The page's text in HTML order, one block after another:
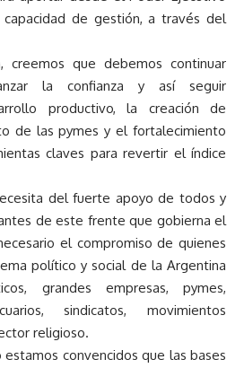
de gestión, a través del
creemos que debemos continuar
la confianza y así seguir
productivo, la creación de
de las pymes y el fortalecimiento
claves para revertir el índice
del fuerte apoyo de todos y
de este frente que gobierna el
el compromiso de quienes
político y social de la Argentina
grandes empresas, pymes,
sindicatos, movimientos
religioso.
convencidos que las bases